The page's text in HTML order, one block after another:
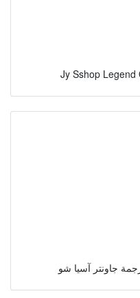
Jy Sshop Legend